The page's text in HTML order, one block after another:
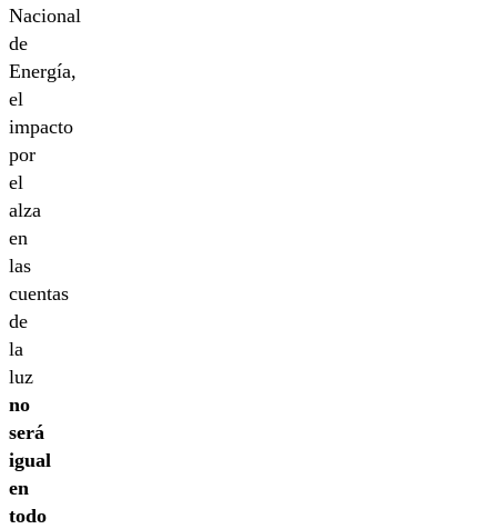
Nacional
de
Energía,
el
impacto
por
el
alza
en
las
cuentas
de
la
luz
no
será
igual
en
todo